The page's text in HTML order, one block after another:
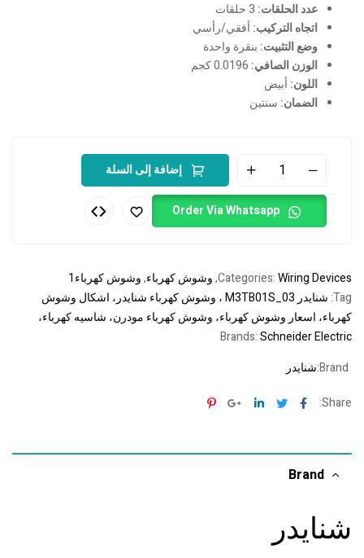
عدد الحلقات:
اتجاه التركيب: أفقي/رأسي
وضع التثبيت: بنقرة واحدة
الوزن الصافي:
اللون: أبيض
الضمان: سنتين
إضافة إلى السلة
Order Via Whatsapp
Categories:Wiring Devices
,وشوش كهرباء,وشوش كهرباء1
Tag:
شنايدر M3TB01S_03 ، وشوش كهرباء شنايدر، اشكال وشوش
كهرباء، اسعار وشوش كهرباء، وشوش كهرباء مودرن، شاسيه كهرباء،
Brands:Schneider Electric
Brand:شنايدر
Share:
Facebook
Twitter
Linkedin
Google+
Pinterest
Brand
شنايدر